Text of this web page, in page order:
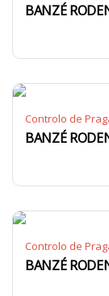
BANZÉ
Controlo de
BANZÉ
Controlo de
BANZÉ